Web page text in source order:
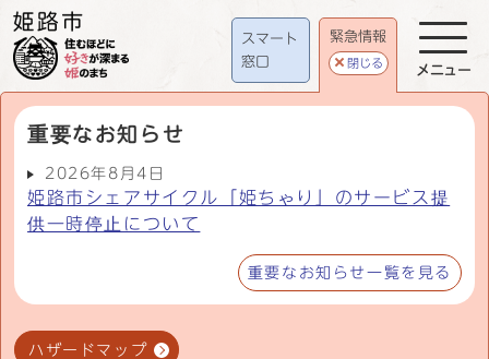
スマート
窓口
緊急情報
閉じる
重要なお知らせ
2026年8月4日
姫路市シェアサイクル「姫ちゃり」のサービス提
供一時停止について
重要なお知らせ一覧を見る
ハザードマップ
メニュー